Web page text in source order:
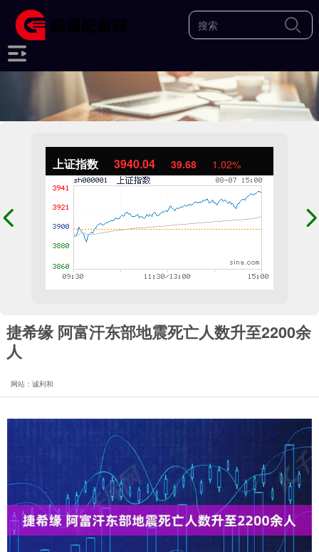
上证指数 3940.04 39.68 1.02%
捷希缘 阿富汗东部地震死亡人数升至2200余
人
网站：诚利和